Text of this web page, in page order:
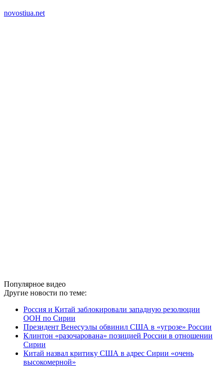
novostiua.net
Популярное видео
Другие новости по теме:
Россия и Китай заблокировали западную резолюции
ООН по Сирии
Президент Венесуэлы обвинил США в «угрозе» России
Клинтон «разочарована» позицией России в отношении
Сирии
Китай назвал критику США в адрес Сирии «очень
высокомерной»